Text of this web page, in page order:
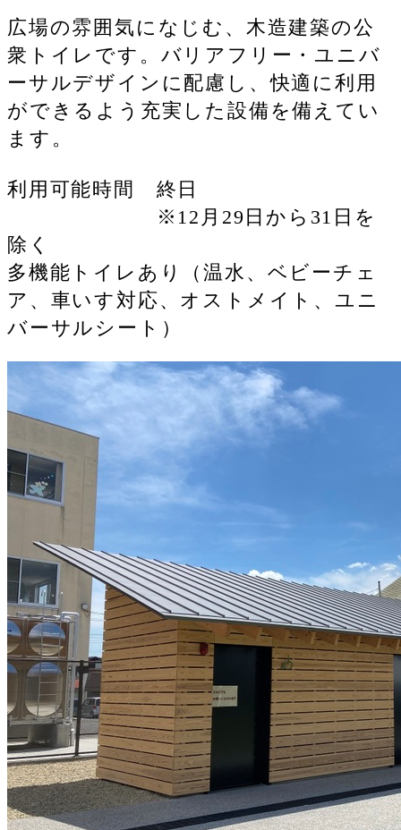
広場の雰囲気になじむ、木造建築の公
衆トイレです。バリアフリー・ユニバ
ーサルデザインに配慮し、快適に利用
ができるよう充実した設備を備えてい
ます。
利用可能時間 終日
※12月29日から31日を
除く
多機能トイレあり（温水、ベビーチェ
ア、車いす対応、オストメイト、ユニ
バーサルシート）